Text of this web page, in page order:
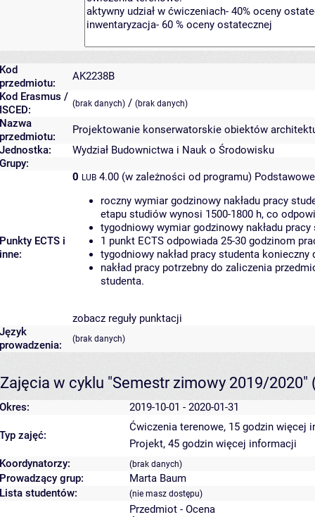
Kod
przedmiotu:
AK2238B
Kod Erasmus /
ISCED:
(brak danych) / (brak danych)
Nazwa
przedmiotu:
Projektowanie konserwatorskie obiektów
Jednostka:
Wydział Budownictwa i Nauk o Środowisku
Grupy:
Punkty ECTS i
inne:
0 LUB 4.00 (w zależności od programu)
roczny wymiar godzinowy nakładu pracy
etapu studiów wynosi 1500-1800 h, co
tygodniowy wymiar godzinowy nakładu
1 punkt ECTS odpowiada 25-30 godzinom
tygodniowy nakład pracy studenta
nakład pracy potrzebny do zaliczenia
studenta.
zobacz reguły punktacji
Język
prowadzenia:
(brak danych)
Zajęcia w cyklu "Semestr zimowy 2019/2020"
Okres: 2019-10-01 - 2020-01-31
Typ zajęć:
Ćwiczenia terenowe, 15 godzin więcej
Projekt, 45 godzin więcej informacji
Koordynatorzy:
(brak danych)
Prowadzący grup:
Marta Baum
Lista studentów:
(nie masz dostępu)
Przedmiot - Ocena